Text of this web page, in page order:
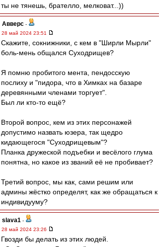
ты не тянешь, брателло, мелковат...))
Авверс -
28 май 2024 23:51
Скажите, сокнижники, с кем в "Ширли Мырли"
боль-мень общался Суходрищев?
Я помню пробитого мента, пендосскую
послиху и "пидора, что в Химках на базаре
деревянными членами торгует".
Был ли кто-то ещё?
Второй вопрос, кем из этих персонажей
допустимо назвать юзера, так щедро
кидающегося "Суходрищевым"?
Планка дружеской подъебки и весёлого глума
понятна, но какое из званий её не пробивает?
Третий вопрос, мы как, сами решим или
админы жёстко определят, как же обращаться к
индивидууму?
slava1 -
28 май 2024 23:26
Гвозди бы делать из этих людей.